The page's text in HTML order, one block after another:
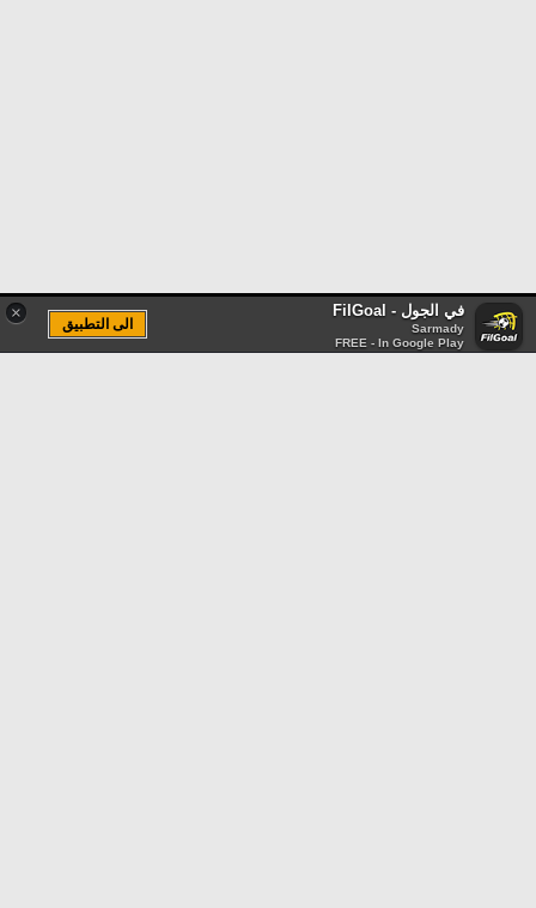
× في الجول - FilGoal
Sarmady
FREE - In Google Play
الى التطبيق